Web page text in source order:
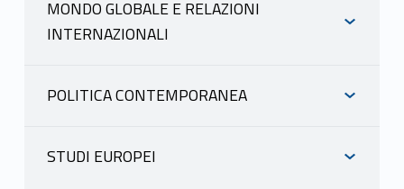
MONDO GLOBALE E RELAZIONI
INTERNAZIONALI
scheda docente
POLITICA CONTEMPORANEA
STUDI EUROPEI